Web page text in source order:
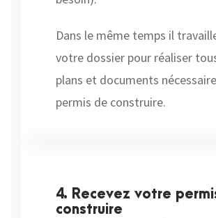
Dans le même temps il
votre dossier pour réaliser
plans et documents
permis de construire.
4. Recevez votre
construire